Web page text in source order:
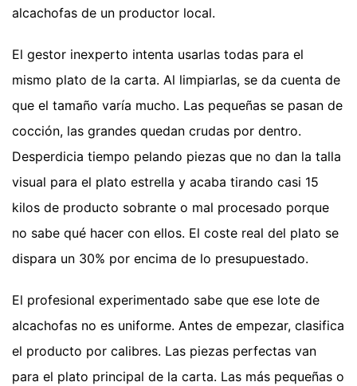
alcachofas de un productor local.
El gestor inexperto intenta usarlas todas para el
mismo plato de la carta. Al limpiarlas, se da cuenta de
que el tamaño varía mucho. Las pequeñas se pasan de
cocción, las grandes quedan crudas por dentro.
Desperdicia tiempo pelando piezas que no dan la talla
visual para el plato estrella y acaba tirando casi 15
kilos de producto sobrante o mal procesado porque
no sabe qué hacer con ellos. El coste real del plato se
dispara un 30% por encima de lo presupuestado.
El profesional experimentado sabe que ese lote de
alcachofas no es uniforme. Antes de empezar, clasifica
el producto por calibres. Las piezas perfectas van
para el plato principal de la carta. Las más pequeñas o